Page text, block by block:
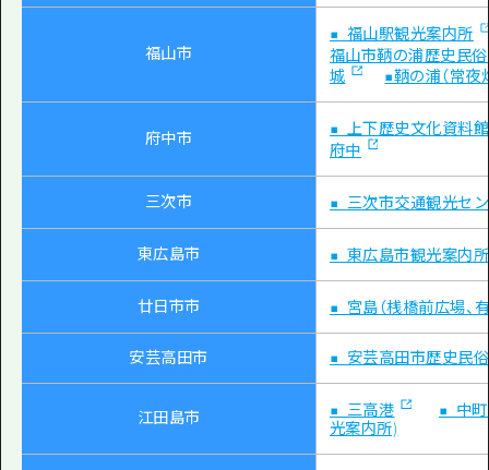
福山市
■ 福山駅観光案内所
福山市鞆の浦歴史民
城
■鞆の浦（常夜
府中市
■ 上下歴史文化資料館
府中
三次市 ■ 三次市交通観光セ
東広島市 ■ 東広島市観光案内所
廿日市市 ■ 宮島（桟橋前広場、
安芸高田市 ■ 安芸高田市歴史民
江田島市 ■ 三高港
■ 中
光案内所)